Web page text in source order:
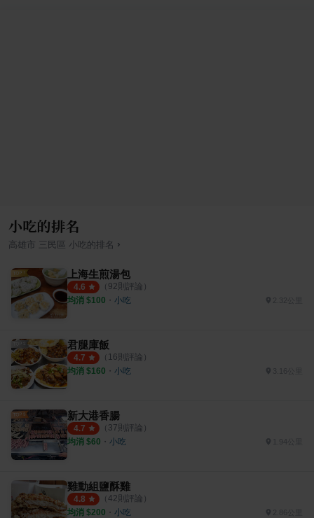
小吃的排名
高雄市 三民區 小吃 的排名 ›
上海生煎湯包
4.6 （ 92則評論）
均消 $100 ・ 小吃
君腿庫飯
4.7 （ 16則評論）
均消 $160 ・ 小吃
新大港香腸
4.7 （ 37則評論）
均消 $60 ・ 小吃
雞動組鹽酥雞
4.8 （ 42則評論）
均消 $200 ・ 小吃